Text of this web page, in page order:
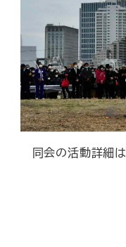
同会の活動詳細は